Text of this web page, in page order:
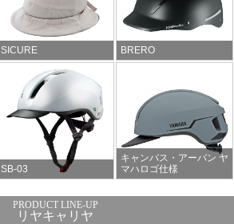
SICURE BRERO
SB-03
キャンバス・アーバン ヤ
マハロゴ仕様
リヤキャリヤ